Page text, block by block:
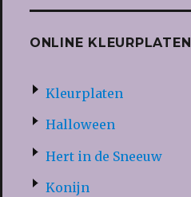
ONLINE KLEURPLATEN
Kleurplaten
Halloween
Hert in de Sneeuw
Konijn